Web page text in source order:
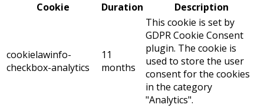
Cookie
Duration Description
cookielawinfo-
checkbox-analytics
11
months
This cookie is set by
GDPR Cookie Consent
plugin. The cookie is
used to store the user
consent for the cookies
in the category
"Analytics".